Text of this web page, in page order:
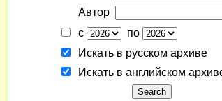
Автор
с
по
Искать в русском архиве
Искать в английском